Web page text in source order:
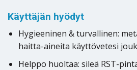
Käyttäjän hyödyt
Hygieeninen & turvallinen:
haitta-aineita käyttövetesi
Helppo huoltaa: sileä RST-